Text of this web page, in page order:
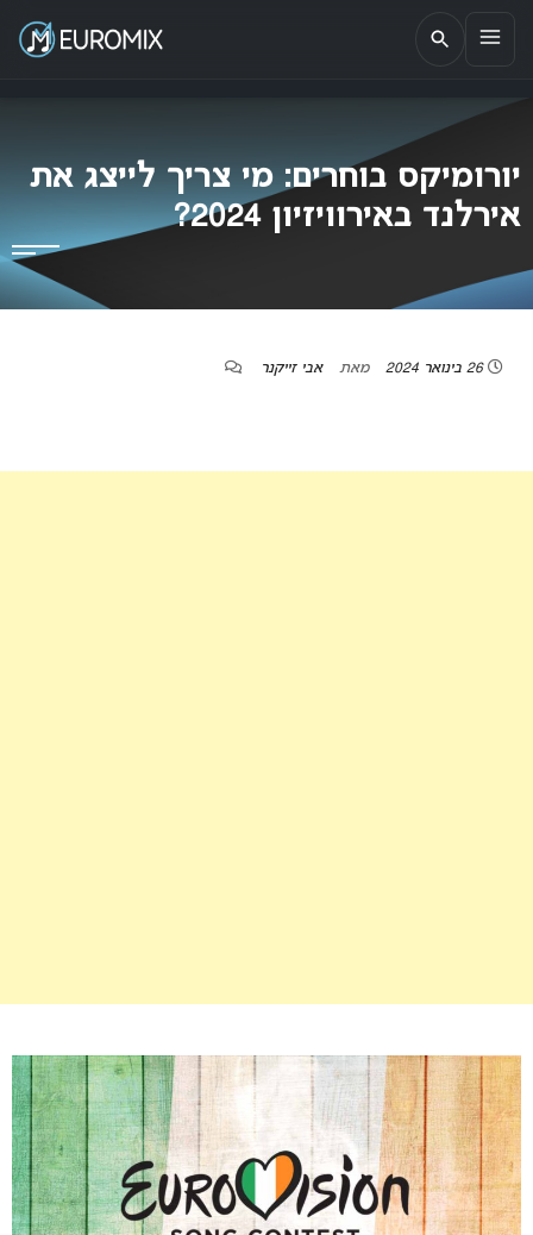
EUROMIX
אתר הבית של האירוויזיון בישראל
יורומיקס בוחרים: מי צריך לייצג את
אירלנד באירוויזיון 2024?
26 בינואר 2024 מאת אבי זייקנר